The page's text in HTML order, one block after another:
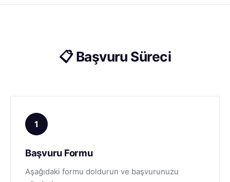
📋 Başvuru Süreci
1
Başvuru Formu
Aşağıdaki formu doldurun ve başvurunuzu